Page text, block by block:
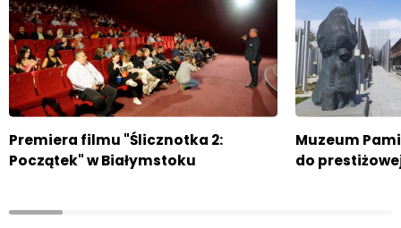
Premiera filmu "Ślicznotka 2:
Początek" w Białymstoku
Muzeum
do